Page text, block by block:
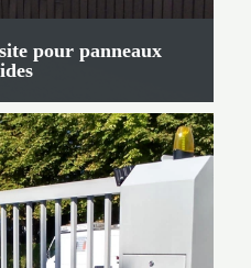
pour panneaux